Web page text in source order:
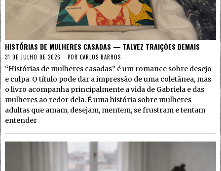
HISTÓRIAS DE MULHERES CASADAS — TALVEZ TRAIÇÕES DEMAIS
31 DE JULHO DE 2026 POR CARLOS BARROS
“Histórias de mulheres casadas” é um romance sobre desejo
e culpa. O título pode dar a impressão de uma coletânea, mas
o livro acompanha principalmente a vida de Gabriela e das
mulheres ao redor dela. É uma história sobre mulheres
adultas que amam, desejam, mentem, se frustram e tentam
entender